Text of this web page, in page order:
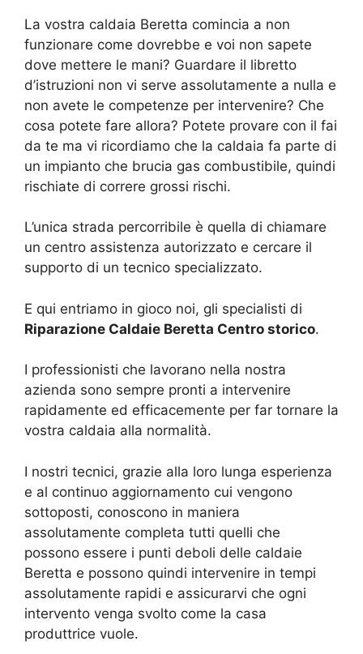
La vostra caldaia Beretta comincia a non
funzionare come dovrebbe e voi non sapete
dove mettere le mani? Guardare il libretto
d’istruzioni non vi serve assolutamente a nulla e
non avete le competenze per intervenire? Che
cosa potete fare allora? Potete provare con il fai
da te ma vi ricordiamo che la caldaia fa parte di
un impianto che brucia gas combustibile, quindi
rischiate di correre grossi rischi.
L’unica strada percorribile è quella di chiamare
un centro assistenza autorizzato e cercare il
supporto di un tecnico specializzato.
E qui entriamo in gioco noi, gli specialisti di
Riparazione Caldaie Beretta Centro storico.
I professionisti che lavorano nella nostra
azienda sono sempre pronti a intervenire
rapidamente ed efficacemente per far tornare la
vostra caldaia alla normalità.
I nostri tecnici, grazie alla loro lunga esperienza
e al continuo aggiornamento cui vengono
sottoposti, conoscono in maniera
assolutamente completa tutti quelli che
possono essere i punti deboli delle caldaie
Beretta e possono quindi intervenire in tempi
assolutamente rapidi e assicurarvi che ogni
intervento venga svolto come la casa
produttrice vuole.